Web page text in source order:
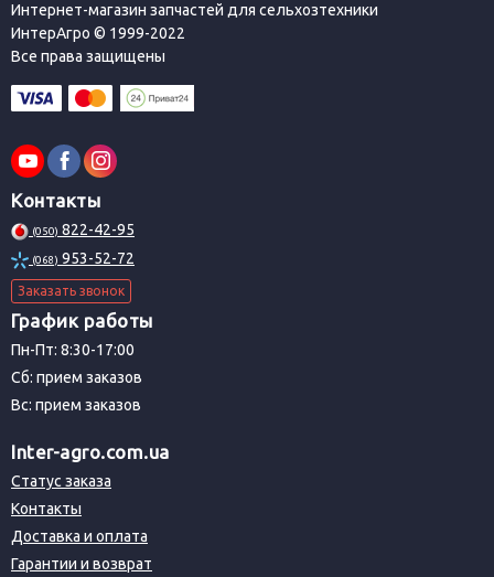
Интернет-магазин запчастей для сельхозтехники
ИнтерАгро © 1999-2022
Все права защищены
Контакты
(050) 822-42-95
(068) 953-52-72
Заказать звонок
График работы
Пн-Пт: 8:30-17:00
Сб: прием заказов
Вс: прием заказов
Inter-agro.com.ua
Статус заказа
Контакты
Доставка и оплата
Гарантии и возврат